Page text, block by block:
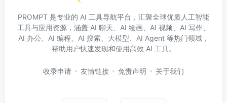
PROMPT 是专业的 AI 工具导航平台，汇聚全球优质人工智能
工具与应用资源，涵盖 AI 聊天、AI 绘画、AI 视频、AI 写作、
AI 办公、AI 编程、AI 搜索、大模型、AI Agent 等热门领域，
帮助用户快速发现和使用高效 AI 工具。
收录申请 友情链接 免责声明 关于我们